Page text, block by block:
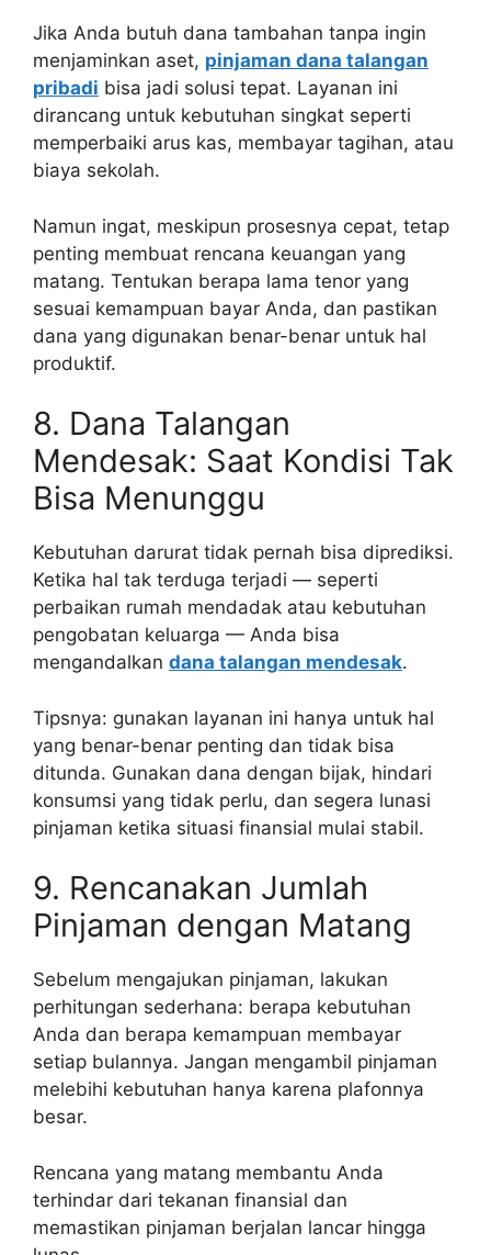
Jika Anda butuh dana tambahan tanpa ingin
menjaminkan aset, pinjaman dana talangan
pribadi bisa jadi solusi tepat. Layanan ini
dirancang untuk kebutuhan singkat seperti
memperbaiki arus kas, membayar tagihan, atau
biaya sekolah.
Namun ingat, meskipun prosesnya cepat, tetap
penting membuat rencana keuangan yang
matang. Tentukan berapa lama tenor yang
sesuai kemampuan bayar Anda, dan pastikan
dana yang digunakan benar-benar untuk hal
produktif.
8. Dana Talangan
Mendesak: Saat Kondisi Tak
Bisa Menunggu
Kebutuhan darurat tidak pernah bisa diprediksi.
Ketika hal tak terduga terjadi — seperti
perbaikan rumah mendadak atau kebutuhan
pengobatan keluarga — Anda bisa
mengandalkan dana talangan mendesak.
Tipsnya: gunakan layanan ini hanya untuk hal
yang benar-benar penting dan tidak bisa
ditunda. Gunakan dana dengan bijak, hindari
konsumsi yang tidak perlu, dan segera lunasi
pinjaman ketika situasi finansial mulai stabil.
9. Rencanakan Jumlah
Pinjaman dengan Matang
Sebelum mengajukan pinjaman, lakukan
perhitungan sederhana: berapa kebutuhan
Anda dan berapa kemampuan membayar
setiap bulannya. Jangan mengambil pinjaman
melebihi kebutuhan hanya karena plafonnya
besar.
Rencana yang matang membantu Anda
terhindar dari tekanan finansial dan
memastikan pinjaman berjalan lancar hingga